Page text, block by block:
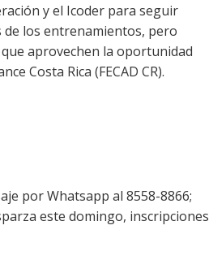
y el Icoder para seguir
de los entrenamientos, pero
aprovechen la oportunidad
Costa Rica (FECAD CR).
por Whatsapp al 8558-8866;
este domingo, inscripciones